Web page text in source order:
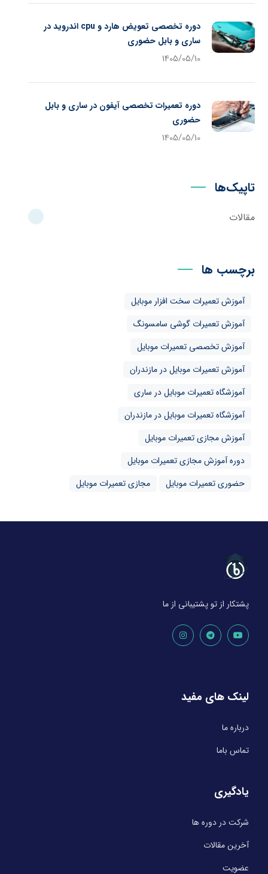
دوره تخصصی تعویض هارد و cpu اندروید در
ساری و بابل حضوری
1405/05/10
دوره تعمیرات تخصصی آیفون در ساری و بابل
حضوری
1405/05/10
تاپیک‌ها
مقالات
برچسب ها
آموزش تعمیرات سخت افزار موبایل
آموزش تعمیرات گوشی سامسونگ
آموزش تخصصی تعمیرات موبایل
آموزش تعمیرات موبایل در مازندران
آموزشگاه تعمیرات موبایل در ساری
آموزشگاه تعمیرات موبایل در مازندران
آموزش مجازی تعمیرات موبایل
دوره آموزش مجازی تعمیرات موبایل
حضوری تعمیرات موبایل
مجازی تعمیرات موبایل
پشتکار از تو پشتیبانی از ما
لینک های مفید
درباره ما
تماس باما
یادگیری
شرکت در دوره ها
آخرین مقالات
عضویت